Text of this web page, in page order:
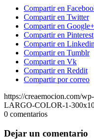
Compartir en
Compartir en Twitter
Compartir en Google+
Compartir en Pinterest
Compartir en Linkedin
Compartir en Tumblr
Compartir en Vk
Compartir en Reddit
Compartir por correo
https://creaemocion.com/
LARGO-COLOR-1-
0 comentarios
Dejar un comentario